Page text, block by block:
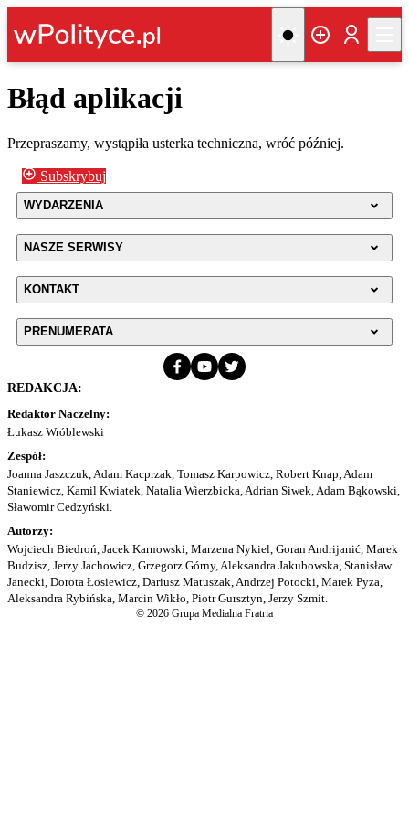
Błąd aplikacji
Przepraszamy, wystąpiła usterka techniczna, wróć później.
Subskrybuj
WYDARZENIA
NASZE SERWISY
KONTAKT
PRENUMERATA
REDAKCJA:
Redaktor Naczelny:
Łukasz Wróblewski
Zespół:
Joanna Jaszczuk, Adam Kacprzak, Tomasz Karpowicz, Robert Knap, Adam
Staniewicz, Kamil Kwiatek, Natalia Wierzbicka, Adrian Siwek, Adam Bąkowski,
Sławomir Cedzyński.
Autorzy:
Wojciech Biedroń, Jacek Karnowski, Marzena Nykiel, Goran Andrijanić, Marek
Budzisz, Jerzy Jachowicz, Grzegorz Górny, Aleksandra Jakubowska, Stanisław
Janecki, Dorota Łosiewicz, Dariusz Matuszak, Andrzej Potocki, Marek Pyza,
Aleksandra Rybińska, Marcin Wikło, Piotr Gursztyn, Jerzy Szmit.
© 2026 Grupa Medialna Fratria